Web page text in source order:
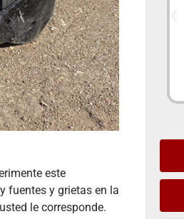
este
fuentes y grietas en la
le corresponde.
abogado y su personal
por ciento